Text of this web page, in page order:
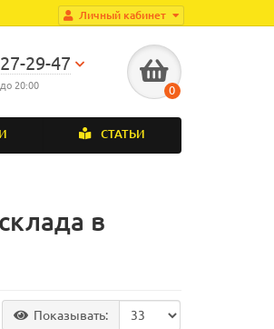
Личный кабинет
29-47
20:00 0
СТАТЬИ
в
Показывать: